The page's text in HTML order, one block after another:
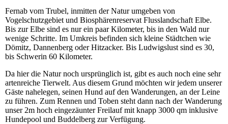
Fernab vom Trubel, inmitten der Natur umgeben von
Vogelschutzgebiet und Biosphärenreservat Flusslandschaft Elbe.
Bis zur Elbe sind es nur ein paar Kilometer, bis in den Wald nur
wenige Schritte. Im Umkreis befinden sich kleine Städtchen wie
Dömitz, Dannenberg oder Hitzacker. Bis Ludwigslust sind es 30,
bis Schwerin 60 Kilometer.
Da hier die Natur noch ursprünglich ist, gibt es auch noch eine sehr
artenreiche Tierwelt. Aus diesem Grund möchten wir jedem unserer
Gäste nahelegen, seinen Hund auf den Wanderungen, an der Leine
zu führen. Zum Rennen und Toben steht dann nach der Wanderung
unser 2m hoch eingezäunter Freilauf mit knapp 3000 qm inklusive
Hundepool und Buddelberg zur Verfügung.